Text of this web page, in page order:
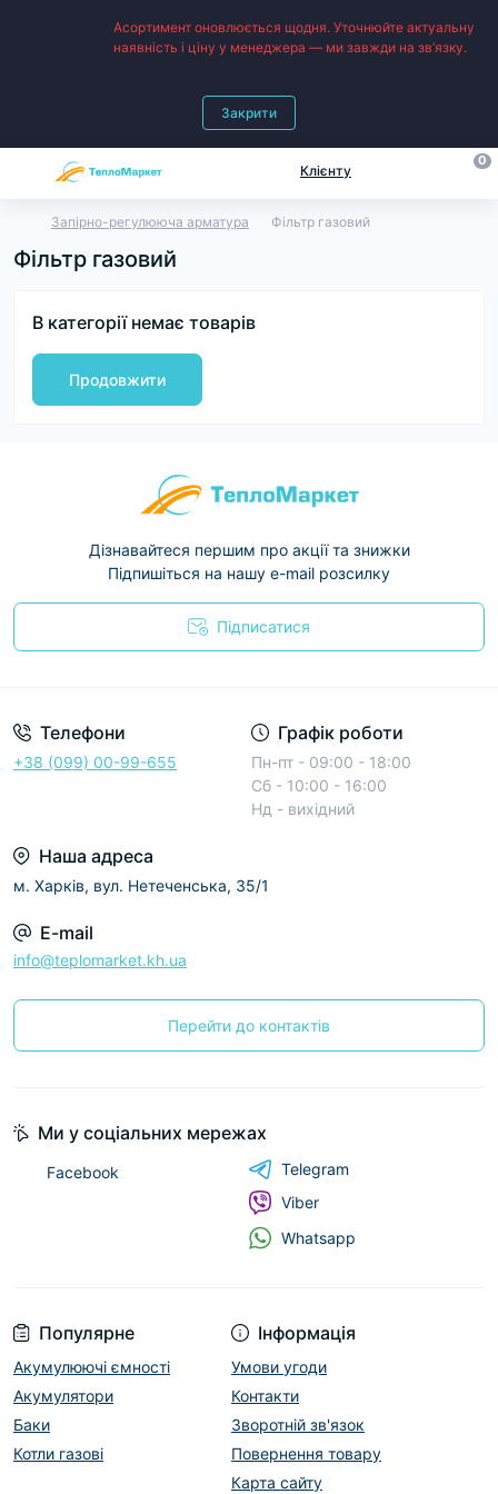
Асортимент оновлюється щодня. Уточнюйте актуальну
наявність і ціну у менеджера — ми завжди на зв’язку.
Закрити
Клієнту
0
Запірно-регулююча арматура Фільтр газовий
Фільтр газовий
В категорії немає товарів
Продовжити
Дізнавайтеся першим про акції та знижки
Підпишіться на нашу e-mail розсилку
Підписатися
Телефони
+38 (099) 00-99-655
Графік роботи
Пн-пт - 09:00 - 18:00
Сб - 10:00 - 16:00
Нд - вихідний
Наша адреса
м. Харків, вул. Нетеченська, 35/1
E-mail
info@teplomarket.kh.ua
Перейти до контактів
Популярне
Акумулюючі ємності
Акумулятори
Баки
Котли газові
Інформація
Умови угоди
Контакти
Зворотній зв'язок
Повернення товару
Карта сайту
Ми у соціальних мережах
Facebook
Telegram
Viber
Whatsapp